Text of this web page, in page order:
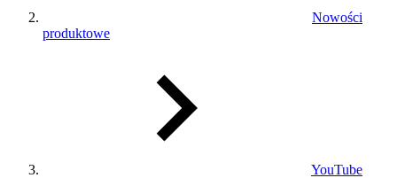
Nowości
produktowe
YouTube